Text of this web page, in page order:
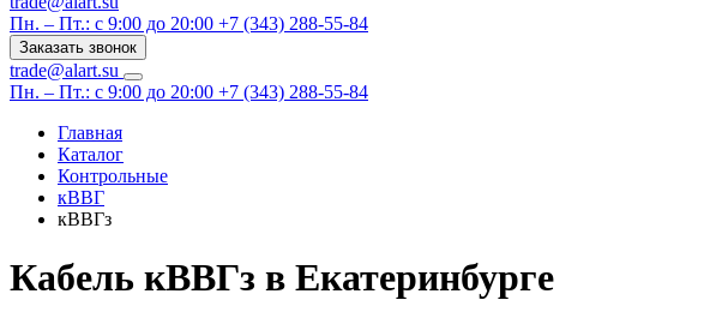
Пн. – Пт.: с 9:00 до 20:00 +7 (343) 288-55-84
Заказать звонок
trade@alart.su
Пн. – Пт.: с 9:00 до 20:00 +7 (343) 288-55-84
Главная
Каталог
Контрольные
кВВГ
кВВГз
Кабель кВВГз в Екатеринбурге